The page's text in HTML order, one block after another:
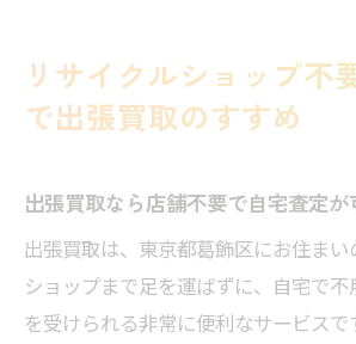
リサイクルショップ不
で出張買取のすすめ
出張買取なら店舗不要で自宅査定が
出張買取は、東京都葛飾区にお住ま
ショップまで足を運ばずに、自宅で
を受けられる非常に便利なサービス